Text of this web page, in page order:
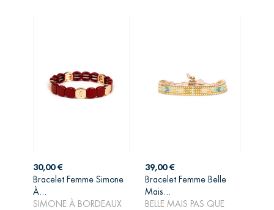
Prix
30,00 €
Bracelet Femme Simone
À...
SIMONE À BORDEAUX
AJOUTER AU
Prix
39,00 €
Bracelet Femme Belle
Mais...
BELLE MAIS PAS QUE
AJOUTER AU